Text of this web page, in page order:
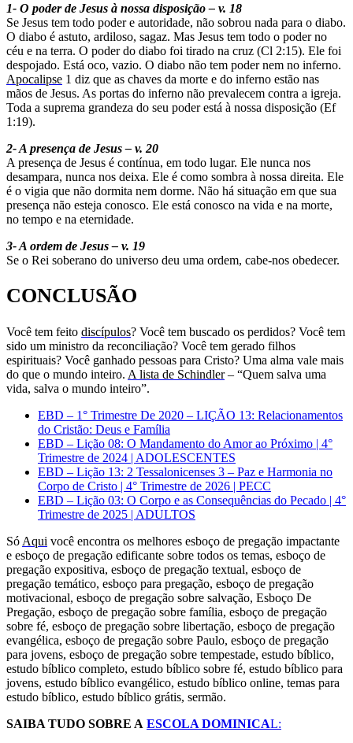
1- O poder de Jesus à nossa disposição – v. 18
Se Jesus tem todo poder e autoridade, não sobrou nada para o diabo.
O diabo é astuto, ardiloso, sagaz. Mas Jesus tem todo o poder no
céu e na terra. O poder do diabo foi tirado na cruz (Cl 2:15). Ele foi
despojado. Está oco, vazio. O diabo não tem poder nem no inferno.
Apocalipse 1 diz que as chaves da morte e do inferno estão nas
mãos de Jesus. As portas do inferno não prevalecem contra a igreja.
Toda a suprema grandeza do seu poder está à nossa disposição (Ef
1:19).
2- A presença de Jesus – v. 20
A presença de Jesus é contínua, em todo lugar. Ele nunca nos
desampara, nunca nos deixa. Ele é como sombra à nossa direita. Ele
é o vigia que não dormita nem dorme. Não há situação em que sua
presença não esteja conosco. Ele está conosco na vida e na morte,
no tempo e na eternidade.
3- A ordem de Jesus – v. 19
Se o Rei soberano do universo deu uma ordem, cabe-nos obedecer.
CONCLUSÃO
Você tem feito discípulos? Você tem buscado os perdidos? Você tem
sido um ministro da reconciliação? Você tem gerado filhos
espirituais? Você ganhado pessoas para Cristo? Uma alma vale mais
do que o mundo inteiro. A lista de Schindler– “Quem salva uma
vida, salva o mundo inteiro”.
EBD – 1° Trimestre De 2020 – LIÇÃO 13: Relacionamentos
do Cristão: Deus e Família
EBD – Lição 08: O Mandamento do Amor ao Próximo | 4°
Trimestre de 2024 | ADOLESCENTES
EBD – Lição 13: 2 Tessalonicenses 3 – Paz e Harmonia no
Corpo de Cristo | 4° Trimestre de 2026 | PECC
EBD – Lição 03: O Corpo e as Consequências do Pecado | 4°
Trimestre de 2025 | ADULTOS
Só Aqui você encontra os melhores esboço de pregação impactante
e esboço de pregação edificante sobre todos os temas, esboço de
pregação expositiva, esboço de pregação textual, esboço de
pregação temático, esboço para pregação, esboço de pregação
motivacional, esboço de pregação sobre salvação, Esboço De
Pregação, esboço de pregação sobre família, esboço de pregação
sobre fé, esboço de pregação sobre libertação, esboço de pregação
evangélica, esboço de pregação sobre Paulo, esboço de pregação
para jovens, esboço de pregação sobre tempestade, estudo bíblico,
estudo bíblico completo, estudo bíblico sobre fé, estudo bíblico para
jovens, estudo bíblico evangélico, estudo bíblico online, temas para
estudo bíblico, estudo bíblico grátis, sermão.
SAIBA TUDO SOBRE A ESCOLA DOMINICAL: